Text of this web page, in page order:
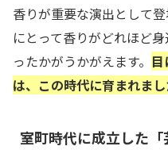
香りが重要な演出として
にとって香りがどれほど
ったかがうかがえます。
は、この時代に育まれまし
室町時代に成立した